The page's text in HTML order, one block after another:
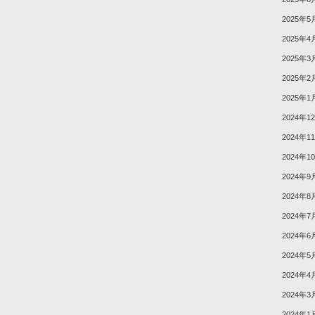
2025年5
2025年4
2025年3
2025年2
2025年1
2024年
2024年
2024年
2024年9
2024年8
2024年7
2024年6
2024年5
2024年4
2024年3